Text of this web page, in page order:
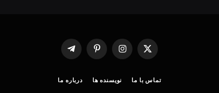
X
اینستاگرامپینترست Telegram
تماس با ما نویسنده ها درباره ما